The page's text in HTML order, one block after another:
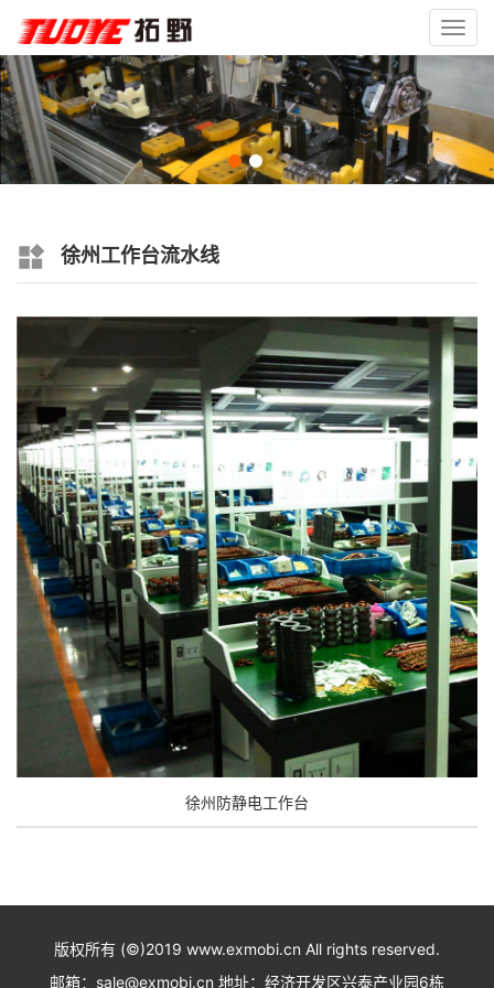
徐州工作台流水线
徐州防静电工作台
版权所有 (©)2019 www.exmobi.cn All rights reserved.
邮箱：sale@exmobi.cn 地址：经济开发区兴泰产业园6栋